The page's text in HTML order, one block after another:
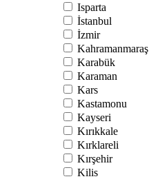
Isparta
İstanbul
İzmir
Kahramanmaraş
Karabük
Karaman
Kars
Kastamonu
Kayseri
Kırıkkale
Kırklareli
Kırşehir
Kilis